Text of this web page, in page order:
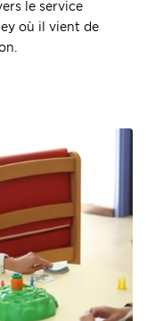
le service
où il vient de